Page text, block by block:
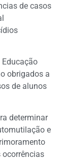
de casos
Educação
obrigados a
de alunos
determinar
e
ocorrências